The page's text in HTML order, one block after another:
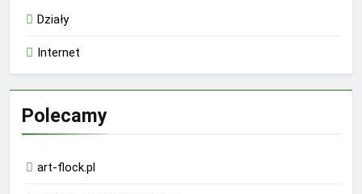
Działy
Internet
Polecamy
art-flock.pl